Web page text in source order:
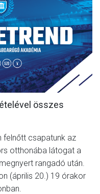
összes
felnőtt csapatunk az
otthonába látogat a
rangadó után.
(április 20.) 19 órakor